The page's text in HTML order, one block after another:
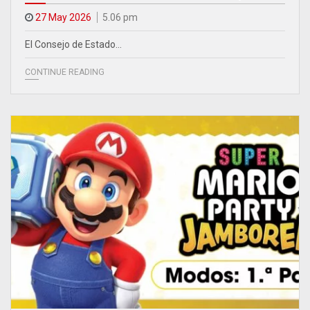
27 May 2026 5.06 pm
El Consejo de Estado…
CONTINUE READING